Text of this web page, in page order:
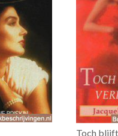
Toch